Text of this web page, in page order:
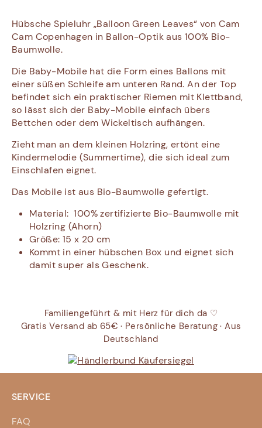
Hübsche Spieluhr „Balloon Green Leaves“ von Cam
Cam Copenhagen in Ballon-Optik aus 100% Bio-
Baumwolle.
Die Baby-Mobile hat die Form eines Ballons mit
einer süßen Schleife am unteren Rand. An der Top
befindet sich ein praktischer Riemen mit Klettband,
so lässt sich der Baby-Mobile einfach übers
Bettchen oder dem Wickeltisch aufhängen.
Zieht man an dem kleinen Holzring, ertönt eine
Kindermelodie (Summertime), die sich ideal zum
Einschlafen eignet.
Das Mobile ist aus Bio-Baumwolle gefertigt.
Material: 100% zertifizierte Bio-Baumwolle mit
Holzring (Ahorn)
Größe: 15 x 20 cm
Kommt in einer hübschen Box und eignet sich
damit super als Geschenk.
Familiengeführt & mit Herz für dich da ♡
Gratis Versand ab 65€ · Persönliche Beratung · Aus
Deutschland
SERVICE
FAQ